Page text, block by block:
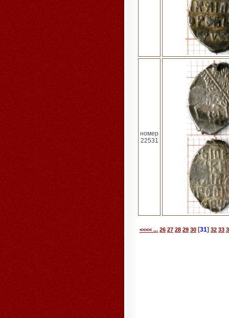
номер
22531
<<<< ... 26 27 28 29 30 [31] 32 33